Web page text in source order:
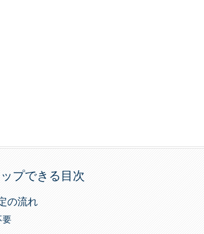
プできる目次
の流れ